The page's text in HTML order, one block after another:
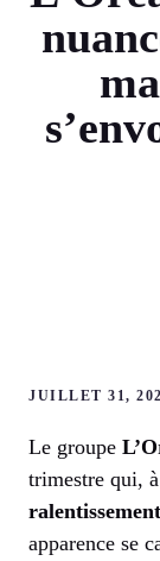
JUILLET 31,
Le groupe
trimestre qui,
apparence se